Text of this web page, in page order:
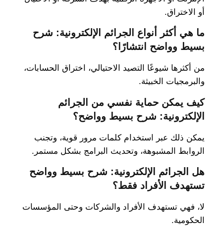
أو الاختراق.
ما هي أكثر أنواع الجرائم الإلكترونية: شرح
بسيط وواضح انتشارًا؟
من أكثرها شيوعًا التصيد الاحتيالي، اختراق الحسابات،
والبرمجيات الخبيثة.
كيف يمكن حماية نفسي من الجرائم
الإلكترونية: شرح بسيط وواضح؟
يمكن ذلك عبر استخدام كلمات مرور قوية، وتجنب
الروابط المشبوهة، وتحديث البرامج بشكل مستمر.
هل الجرائم الإلكترونية: شرح بسيط وواضح
تستهدف الأفراد فقط؟
لا، فهي تستهدف الأفراد والشركات وحتى المؤسسات
الحكومية.